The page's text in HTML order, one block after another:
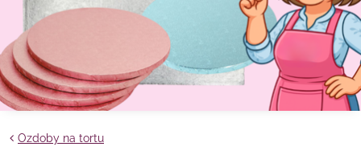
Ozdoby na tortu